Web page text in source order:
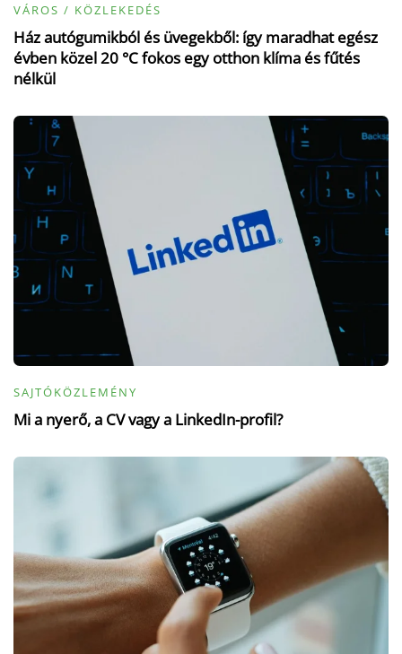
VÁROS / KÖZLEKEDÉS
Ház autógumikból és üvegekből: így maradhat egész
évben közel 20 °C fokos egy otthon klíma és fűtés
nélkül
SAJTÓKÖZLEMÉNY
Mi a nyerő, a CV vagy a LinkedIn-profil?